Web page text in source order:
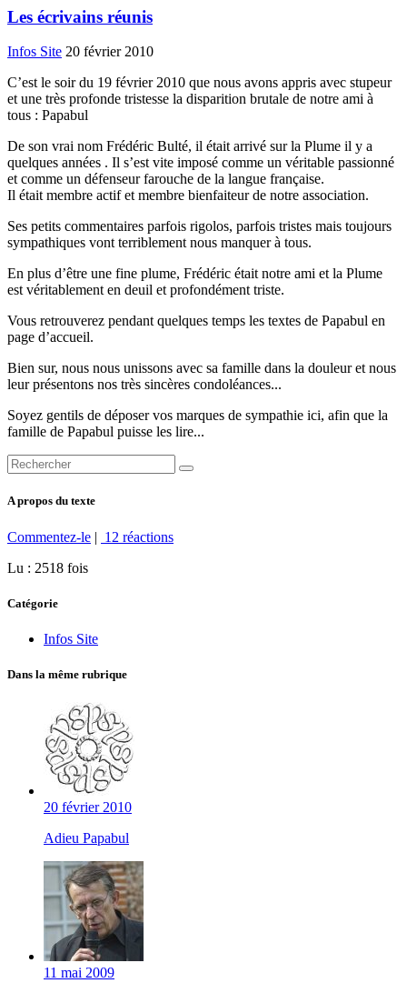
Les écrivains réunis
Infos Site 20 février 2010
C’est le soir du 19 février 2010 que nous avons appris avec stupeur
et une très profonde tristesse la disparition brutale de notre ami à
tous : Papabul
De son vrai nom Frédéric Bulté, il était arrivé sur la Plume il y a
quelques années . Il s’est vite imposé comme un véritable passionné
et comme un défenseur farouche de la langue française.
Il était membre actif et membre bienfaiteur de notre association.
Ses petits commentaires parfois rigolos, parfois tristes mais toujours
sympathiques vont terriblement nous manquer à tous.
En plus d’être une fine plume, Frédéric était notre ami et la Plume
est véritablement en deuil et profondément triste.
Vous retrouverez pendant quelques temps les textes de Papabul en
page d’accueil.
Bien sur, nous nous unissons avec sa famille dans la douleur et nous
leur présentons nos très sincères condoléances...
Soyez gentils de déposer vos marques de sympathie ici, afin que la
famille de Papabul puisse les lire...
A propos du texte
Commentez-le | 12 réactions
Lu : 2518 fois
Catégorie
Infos Site
Dans la même rubrique
20 février 2010
Adieu Papabul
11 mai 2009